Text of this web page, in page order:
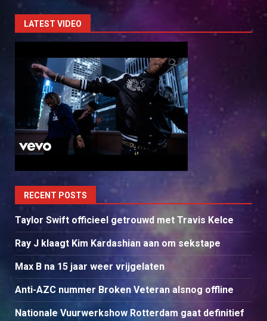
LATEST VIDEO
RECENT POSTS
Taylor Swift officieel getrouwd met Travis Kelce
Ray J klaagt Kim Kardashian aan om sekstape
Max B na 15 jaar weer vrijgelaten
Anti-AZC nummer Broken Veteran alsnog offline
Nationale Vuurwerkshow Rotterdam gaat definitief